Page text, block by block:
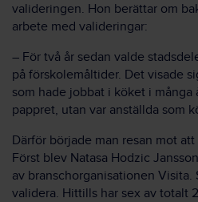
valideringen. Hon berättar om
arbete med valideringar:
– För två år sedan valde
på förskolemåltider. Det visade
som hade jobbat i köket i
pappret, utan var anställda som
Därför började man resan mot
Först blev Natasa Hodzic
av branschorganisationen Visita.
validera. Hittills har sex av totalt